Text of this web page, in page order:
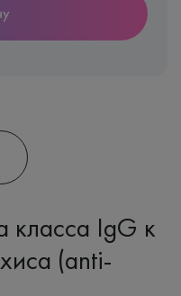
класса IgG к
(anti-